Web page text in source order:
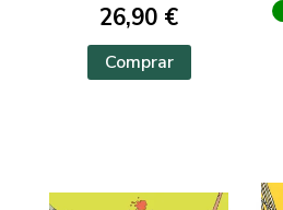
26,90 €
Comprar